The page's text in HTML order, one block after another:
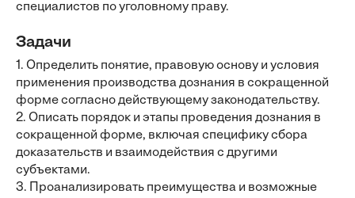
специалистов по уголовному праву.
Задачи
1. Определить понятие, правовую основу и условия
применения производства дознания в сокращенной
форме согласно действующему законодательству.
2. Описать порядок и этапы проведения дознания в
сокращенной форме, включая специфику сбора
доказательств и взаимодействия с другими
субъектами.
3. Проанализировать преимущества и возможные